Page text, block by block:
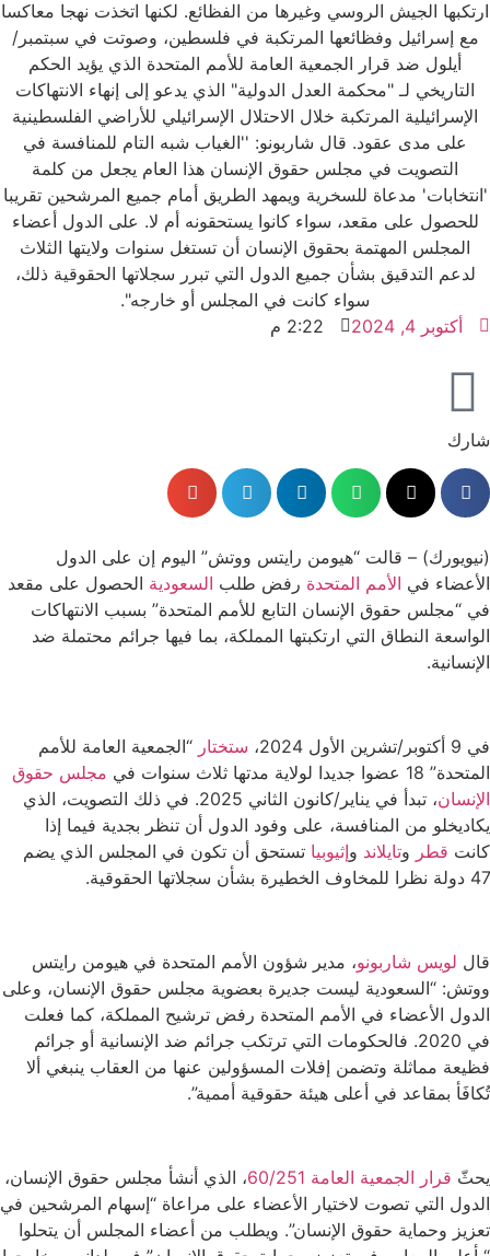
أكتوبر 4, 2024 2:22 م
شارك
(نيويورك) – قالت “هيومن رايتس ووتش” اليوم إن على الدول
الأعضاء في الأمم المتحدة رفض طلب السعودية الحصول على مقعد
في “مجلس حقوق الإنسان التابع للأمم المتحدة” بسبب الانتهاكات
الواسعة النطاق التي ارتكبتها المملكة، بما فيها جرائم محتملة ضد
الإنسانية.
في 9 أكتوبر/تشرين الأول 2024، ستختار “الجمعية العامة للأمم
المتحدة” 18 عضوا جديدا لولاية مدتها ثلاث سنوات في
مجلس حقوق
الإنسان
، تبدأ في يناير/كانون الثاني 2025. في ذلك التصويت، الذي
يكاديخلو من المنافسة، على وفود الدول أن تنظر بجدية فيما إذا
كانت قطر وتايلاند وإثيوبيا تستحق أن تكون في المجلس الذي يضم
47 دولة نظرا للمخاوف الخطيرة بشأن سجلاتها الحقوقية.
قال لويس شاربونو، مدير شؤون الأمم المتحدة في هيومن رايتس
ووتش: “السعودية ليست جديرة بعضوية مجلس حقوق الإنسان، وعلى
الدول الأعضاء في الأمم المتحدة رفض ترشيح المملكة، كما فعلت
في 2020. فالحكومات التي ترتكب جرائم ضد الإنسانية أو جرائم
فظيعة مماثلة وتضمن إفلات المسؤولين عنها من العقاب ينبغي ألا
تُكافَأ بمقاعد في أعلى هيئة حقوقية أممية”.
يحثّ قرار الجمعية العامة 60/251
، الذي أنشأ مجلس حقوق الإنسان،
الدول التي تصوت لاختيار الأعضاء على مراعاة “إسهام المرشحين في
تعزيز وحماية حقوق الإنسان”. ويطلب من أعضاء المجلس أن يتحلوا